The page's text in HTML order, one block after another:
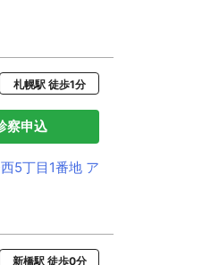
札幌駅 徒歩1分
察申込
5丁目1番地 ア
新橋駅 徒歩0分